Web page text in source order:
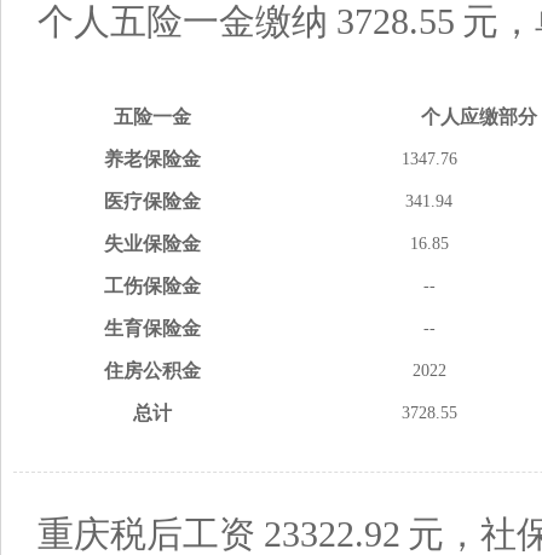
个人五险一金缴纳 3728.55 元
五险一金 个人应缴部分
养老保险金 1347.76
医疗保险金 341.94
失业保险金 16.85
工伤保险金 --
生育保险金 --
住房公积金 2022
总计 3728.55
重庆税后工资 23322.92 元，社